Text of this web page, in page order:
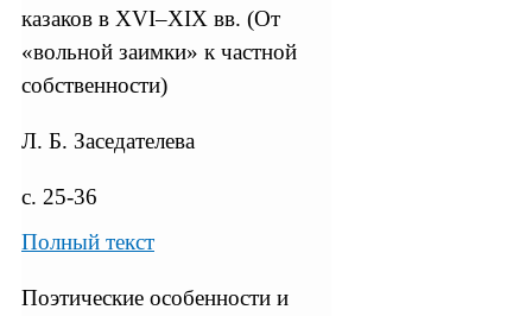
казаков в XVI–XIX вв. (От
«вольной заимки» к частной
собственности)
Л. Б. Заседателева
с. 25-36
Полный текст
Поэтические особенности и